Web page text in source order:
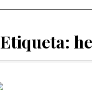
Etiqueta: